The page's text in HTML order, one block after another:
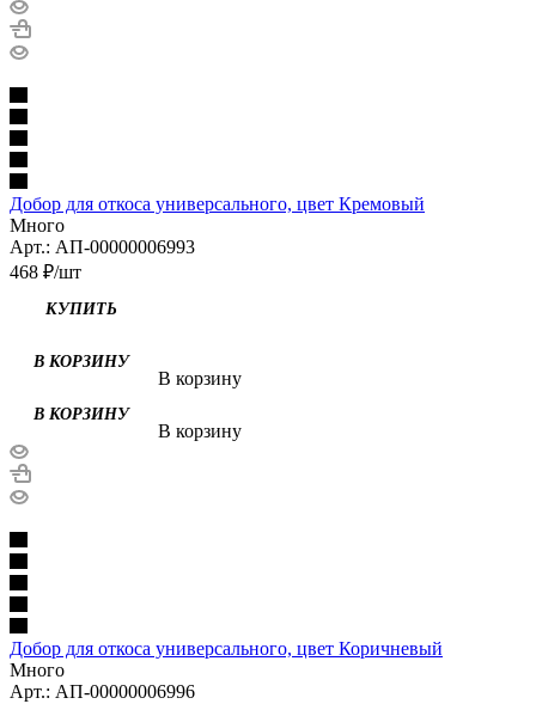
Добор для откоса универсального, цвет Кремовый
Много
Арт.: АП-00000006993
468 ₽/шт
КУПИТЬ
В КОРЗИНУ
В корзину
В КОРЗИНУ
В корзину
Добор для откоса универсального, цвет Коричневый
Много
Арт.: АП-00000006996